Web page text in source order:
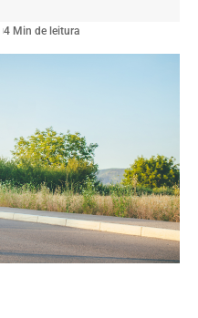
4 Min de leitura